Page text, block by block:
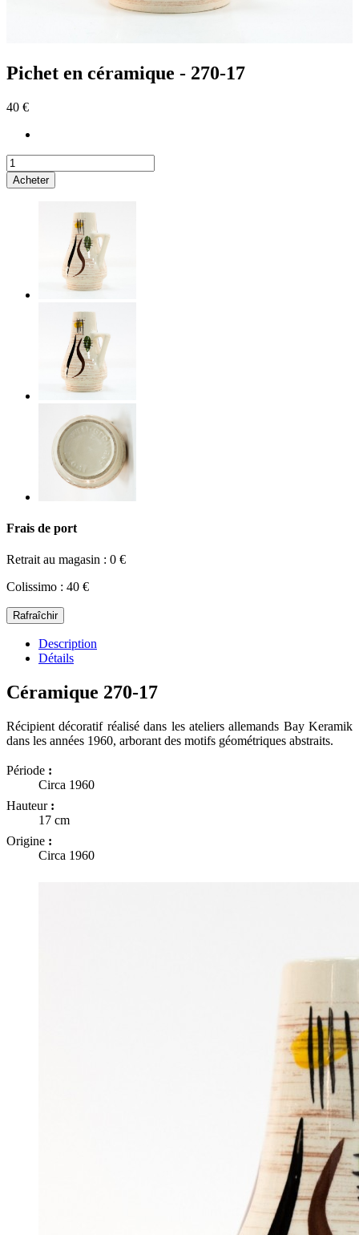
Pichet en céramique - 270-17
40 €
Acheter
Frais de port
Retrait au magasin : 0 €
Colissimo : 40 €
Description
Détails
Céramique 270-17
Récipient décoratif réalisé dans les ateliers allemands Bay Keramik
dans les années 1960, arborant des motifs géométriques abstraits.
Période :
Circa 1960
Hauteur :
17 cm
Origine :
Circa 1960